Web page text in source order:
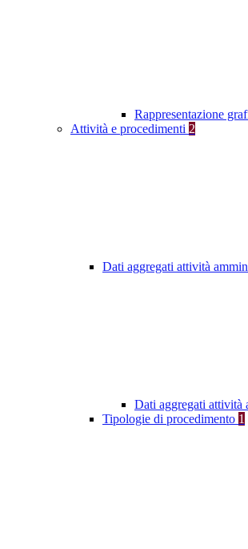
Rappresentazione
Attività e procedimenti 2
Dati aggregati attività
Dati aggregati attività
Tipologie di procedimento 1